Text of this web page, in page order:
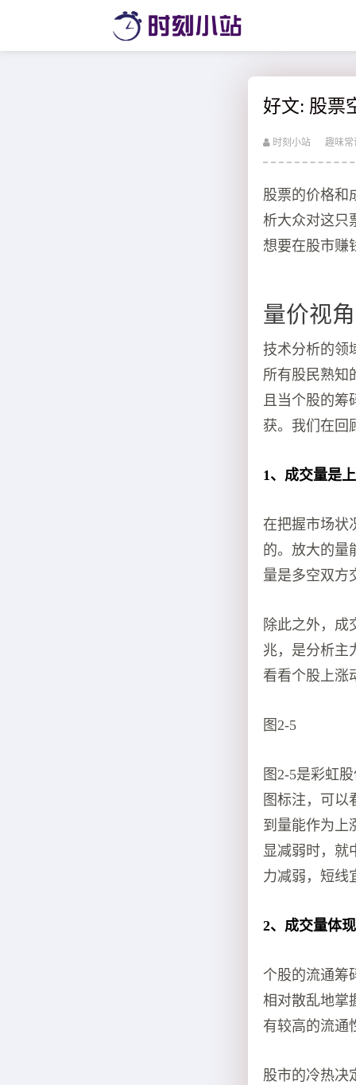
好文: 股票
时刻小站 趣味常
股票的价格和
析大众对这只
想要在股市赚
量价视
技术分析的领
所有股民熟知
且当个股的
获。我们在回
1、成交量是
在把握市场状
的。放大的量
量是多空双方
除此之外，成
兆，是分析主
看看个股上涨
图2-5
图2-5是彩虹
图标注，可以
到量能作为上
显减弱时，就
力减弱，短线
2、成交量体
个股的流通筹
相对散乱地掌
有较高的流通
股市的冷热决